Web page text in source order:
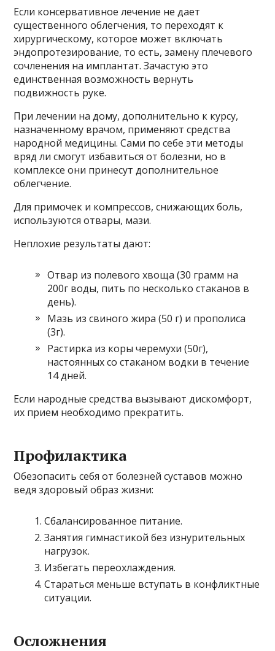
Если консервативное лечение не дает
существенного облегчения, то переходят к
хирургическому, которое может включать
эндопротезирование, то есть, замену плечевого
сочленения на имплантат. Зачастую это
единственная возможность вернуть
подвижность руке.
При лечении на дому, дополнительно к курсу,
назначенному врачом, применяют средства
народной медицины. Сами по себе эти методы
вряд ли смогут избавиться от болезни, но в
комплексе они принесут дополнительное
облегчение.
Для примочек и компрессов, снижающих боль,
используются отвары, мази.
Неплохие результаты дают:
Отвар из полевого хвоща (30 грамм на
200г воды, пить по несколько стаканов в
день).
Мазь из свиного жира (50 г) и прополиса
(3г).
Растирка из коры черемухи (50г),
настоянных со стаканом водки в течение
14 дней.
Если народные средства вызывают дискомфорт,
их прием необходимо прекратить.
Профилактика
Обезопасить себя от болезней суставов можно
ведя здоровый образ жизни:
Сбалансированное питание.
Занятия гимнастикой без изнурительных
нагрузок.
Избегать переохлаждения.
Стараться меньше вступать в конфликтные
ситуации.
Осложнения